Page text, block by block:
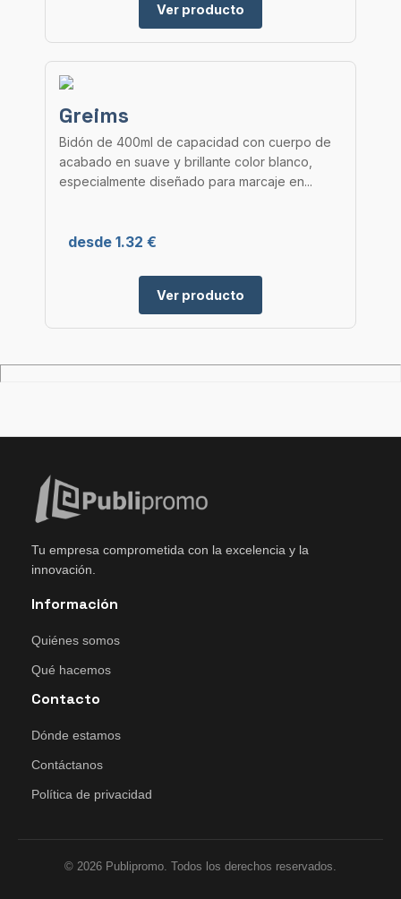
Ver producto
Greims
Bidón de 400ml de capacidad con cuerpo de
acabado en suave y brillante color blanco,
especialmente diseñado para marcaje en...
desde 1.32 €
Ver producto
Tu empresa comprometida con la excelencia y la
innovación.
Información
Quiénes somos
Qué hacemos
Contacto
Dónde estamos
Contáctanos
Política de privacidad
© 2026 Publipromo. Todos los derechos reservados.